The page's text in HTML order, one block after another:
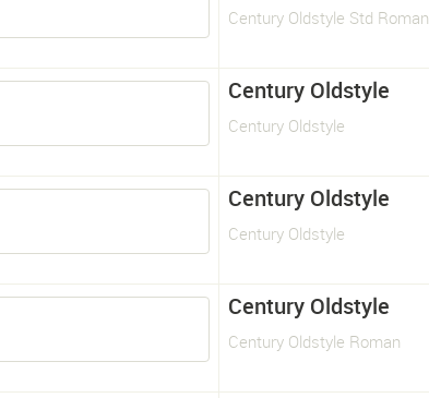
Century Oldstyle Std Roman
Century Oldstyle
Century Oldstyle
Century Oldstyle
Century Oldstyle
Century Oldstyle
Century Oldstyle Roman